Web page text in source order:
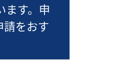
ます。申
をおす